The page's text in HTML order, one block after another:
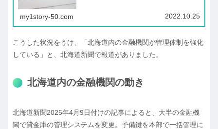
my1story-50.com 2022.10.25
こうした状況をうけ、「北海道内の金融機関が管理体制を強化
している」と、北海道新聞で報道がありました。
北海道内の金融機関の動き
北海道新聞2025年4月9日付けの記事によると、大半の金融機
関で貸金庫の管理システムを変更。予備鍵を本部で一括管理に